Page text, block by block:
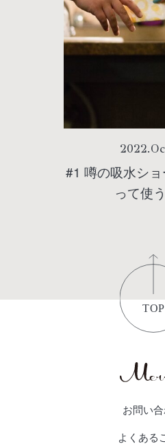
2022.
#1 噂の吸水シ
って使
お問い
よくある